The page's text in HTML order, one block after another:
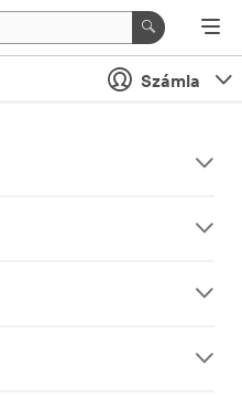
Számla